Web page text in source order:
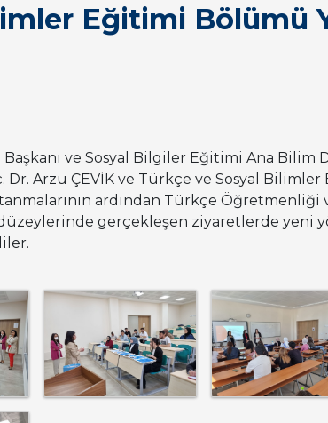
Eğitimi Bölümü
ve Sosyal Bilgiler Eğitimi Ana Bilim
Dr. Arzu ÇEVİK ve Türkçe ve Sosyal Bilimler
ardından Türkçe
gerçekleşen ziyaretlerde yeni